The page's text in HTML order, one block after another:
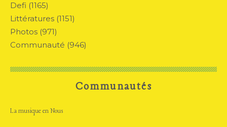
Defi (1165)
Littératures (1151)
Photos (971)
Communauté (946)
Communautés
La musique en Nous